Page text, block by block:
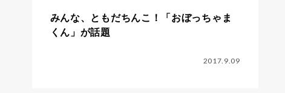
みんな、ともだちんこ！「おぼっちゃま
くん」が話題
2017.9.09